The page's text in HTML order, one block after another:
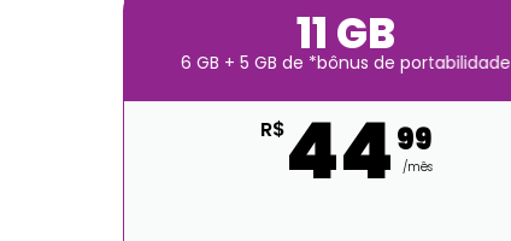
11 GB
6 GB + 5 GB de *bônus de portabilidade
R$4499
/mês